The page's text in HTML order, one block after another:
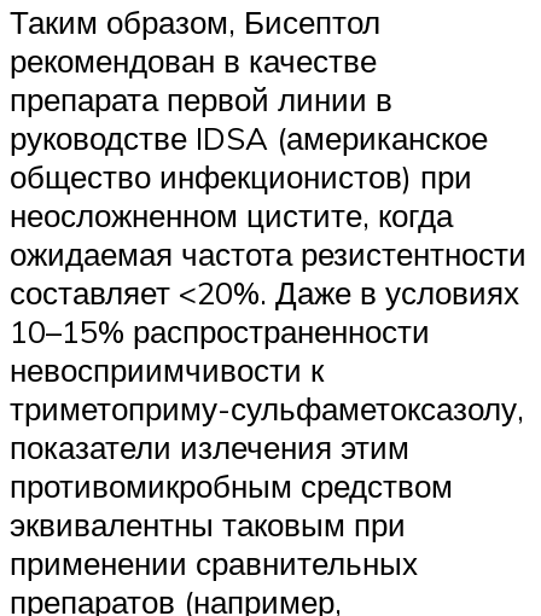
Таким образом, Бисептол
рекомендован в качестве
препарата первой линии в
руководстве IDSA (американское
общество инфекционистов) при
неосложненном цистите, когда
ожидаемая частота резистентности
составляет <20%. Даже в условиях
10–15% распространенности
невосприимчивости к
триметоприму-сульфаметоксазолу,
показатели излечения этим
противомикробным средством
эквивалентны таковым при
применении сравнительных
препаратов (например,